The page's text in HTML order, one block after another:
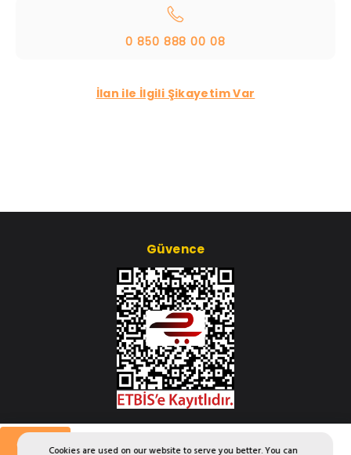
Cookies are used on our website to serve you better. You can
0 850 888 00 08
İlan ile İlgili Şikayetim Var
Günlük
Güvence